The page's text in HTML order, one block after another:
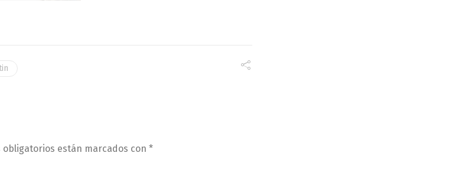
obligatorios están marcados con *